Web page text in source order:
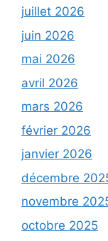
juillet 2026
juin 2026
mai 2026
avril 2026
mars 2026
février 2026
janvier 2026
décembre
novembre
octobre 2025